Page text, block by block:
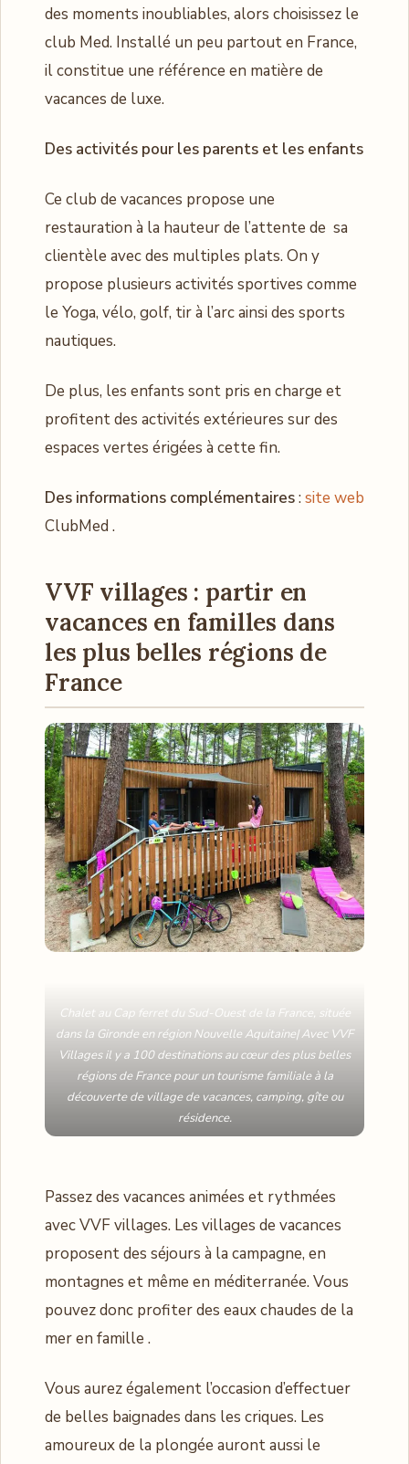
des moments inoubliables, alors choisissez le
club Med. Installé un peu partout en France,
il constitue une référence en matière de
vacances de luxe.
Des activités pour les parents et les enfants
Ce club de vacances propose une
restauration à la hauteur de l’attente de sa
clientèle avec des multiples plats. On y
propose plusieurs activités sportives comme
le Yoga, vélo, golf, tir à l’arc ainsi des sports
nautiques.
De plus, les enfants sont pris en charge et
profitent des activités extérieures sur des
espaces vertes érigées à cette fin.
Des informations complémentaires:site web
ClubMed .
VVF villages : partir en
vacances en familles dans
les plus belles régions de
France
Chalet au Cap ferret du Sud-Ouest de la France, située
dans la Gironde en région Nouvelle Aquitaine| Avec VVF
Villages il y a 100 destinations au cœur des plus belles
régions de France pour un tourisme familiale à la
découverte de village de vacances, camping, gîte ou
résidence.
Passez des vacances animées et rythmées
avec VVF villages. Les villages de vacances
proposent des séjours à la campagne, en
montagnes et même en méditerranée. Vous
pouvez donc profiter des eaux chaudes de la
mer en famille .
Vous aurez également l’occasion d’effectuer
de belles baignades dans les criques. Les
amoureux de la plongée auront aussi le